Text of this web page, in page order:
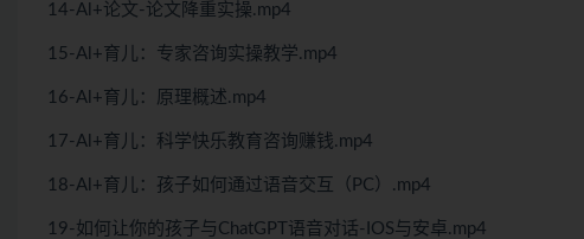
14-Al+论文-论文降重实操.mp4
15-Al+育儿：专家咨询实操教学.mp4
16-Al+育儿：原理概述.mp4
17-Al+育儿：科学快乐教育咨询赚钱.mp4
18-Al+育儿：孩子如何通过语音交互（PC）.mp4
19-如何让你的孩子与ChatGPT语音对话-IOS与安卓.mp4